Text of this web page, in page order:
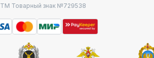
ТМ Товарный знак №729538